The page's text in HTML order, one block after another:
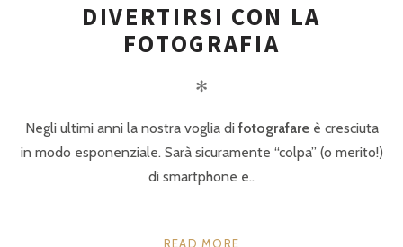
DIVERTIRSI CON LA
FOTOGRAFIA
✻
Negli ultimi anni la nostra voglia di fotografareè cresciuta
in modo esponenziale. Sarà sicuramente “colpa” (o merito!)
di smartphone e..
READ MORE